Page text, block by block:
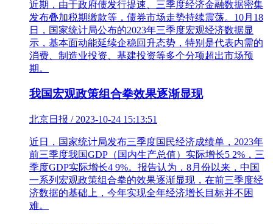
近期，由于政府债发行提速、三季度经济金融数据密集
发布叠加税期缴款等，债券市场走势持续震荡。10月18
日，国家统计局公布的2023年三季度宏观经济数据显
示，基本面动能延续企稳回升态势，特别是代表内需的
消费、制造业投资、基建投资等多个分项超出市场预
期。
我国宏观政策组合拳效果逐渐显现
北京日报 / 2023-10-24 15:13:51
近日，国家统计局发布三季度国民经济成绩单，2023年
前三季度我国GDP（国内生产总值）实际增长5 2%，三
季度GDP实际增长4 9%。报告认为，8月份以来，中国
一系列宏观政策组合拳的效果逐渐显现，在前三季度经
济数据的基础上，今年实现全年经济增长目标并不困
难。